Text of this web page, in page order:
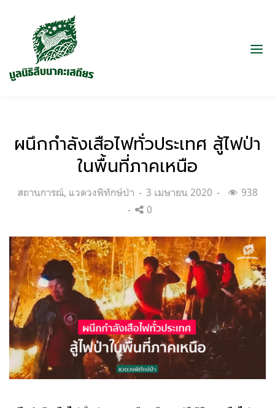
ผนึกกำลังเสือไฟทั่วประเทศ สู้ไฟป่า
ในพื้นที่ภาคเหนือ
Categories:
สถานการณ์, แวดวงพิทักษ์ป่า
Posted
on
3 เมษายน 2020
938
0